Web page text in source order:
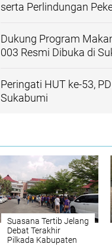
serta Perlindungan
Dukung Program
003 Resmi Dibuka di
Peringati HUT ke-53,
Sukabumi
Suasana Tertib Jelang
Debat Terakhir
Pilkada Kabupaten